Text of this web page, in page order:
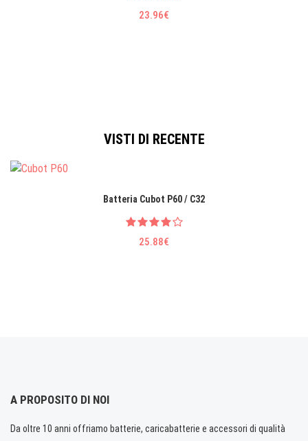
23.96€
VISTI DI RECENTE
Batteria Cubot P60 / C32
25.88€
A PROPOSITO DI NOI
Da oltre 10 anni offriamo batterie, caricabatterie e accessori di qualità